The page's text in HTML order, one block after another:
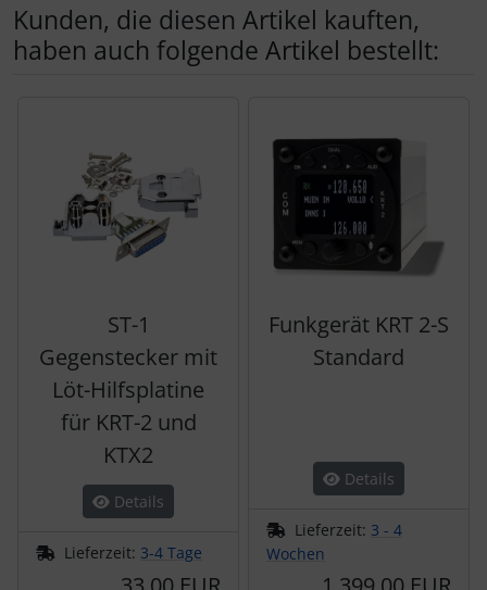
Kunden, die diesen Artikel kauften,
haben auch folgende Artikel bestellt:
ST-1
Gegenstecker mit
Löt-Hilfsplatine
für KRT-2 und
KTX2
Details
Lieferzeit: 3-4 Tage
Funkgerät KRT 2-S
Standard
Details
Lieferzeit: 3 - 4
Wochen